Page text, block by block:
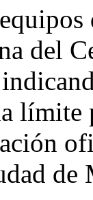
del
límite